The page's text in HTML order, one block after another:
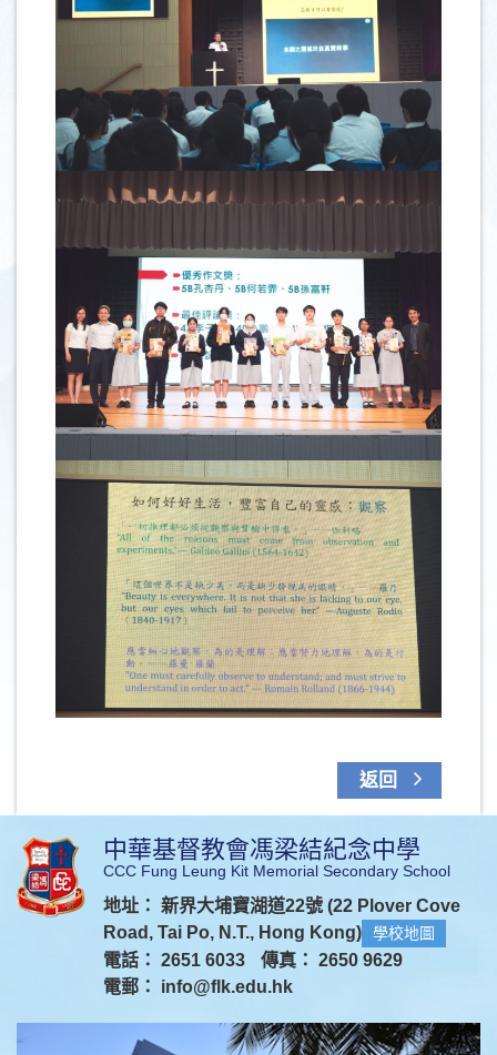
返回
中華基督教會馮梁結紀念中學
CCC Fung Leung Kit Memorial Secondary School
地址： 新界大埔寶湖道22號 (22 Plover Cove
Road, Tai Po, N.T., Hong Kong)
學校地圖
電話： 2651 6033
傳真： 2650 9629
電郵： info@flk.edu.hk